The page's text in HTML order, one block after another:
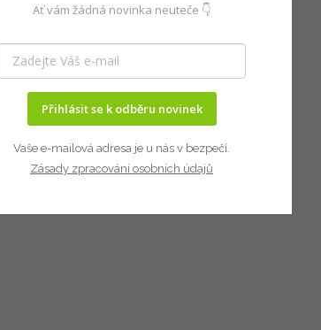
Ať vám žádná novinka neuteče 👇
Přihlásit se k odběru novinek
Vaše e-mailová adresa je u nás v bezpečí.
Zásady zpracování osobních údajů